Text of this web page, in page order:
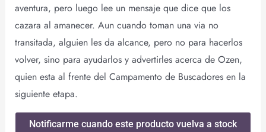
aventura, pero luego lee un mensaje que dice que los
cazara al amanecer. Aun cuando toman una via no
transitada, alguien les da alcance, pero no para hacerlos
volver, sino para ayudarlos y advertirles acerca de Ozen,
quien esta al frente del Campamento de Buscadores en la
siguiente etapa.
Notificarme cuando este producto vuelva a stock